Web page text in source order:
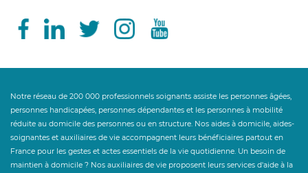
Notre réseau de 200 000 professionnels soignants assiste les personnes âgées,
personnes handicapées, personnes dépendantes et les personnes à mobilité
réduite au domicile des personnes ou en structure. Nos aides à domicile, aides-
soignantes et auxiliaires de vie accompagnent leurs bénéficiaires partout en
France pour les gestes et actes essentiels de la vie quotidienne. Un besoin de
maintien à domicile ? Nos auxiliaires de vie proposent leurs services d'aide à la